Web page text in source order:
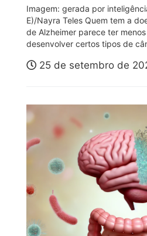
Imagem: gerada por
E)/Nayra Teles Quem tem a
de Alzheimer parece ter
desenvolver certos tipos de
25 de setembro de